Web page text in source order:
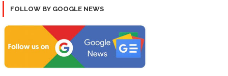
FOLLOW BY GOOGLE NEWS